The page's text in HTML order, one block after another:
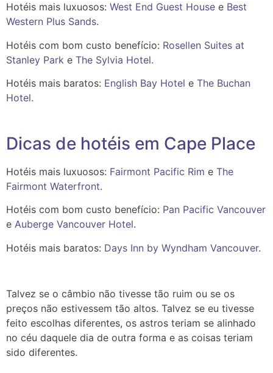
Hotéis mais luxuosos: West End Guest House e Best
Western Plus Sands.
Hotéis com bom custo benefício: Rosellen Suites at
Stanley Park e The Sylvia Hotel.
Hotéis mais baratos: English Bay Hotel e The Buchan
Hotel.
Dicas de hotéis em Cape Place
Hotéis mais luxuosos: Fairmont Pacific Rim e The
Fairmont Waterfront.
Hotéis com bom custo benefício: Pan Pacific Vancouver
e Auberge Vancouver Hotel.
Hotéis mais baratos: Days Inn by Wyndham Vancouver.
Talvez se o câmbio não tivesse tão ruim ou se os
preços não estivessem tão altos. Talvez se eu tivesse
feito escolhas diferentes, os astros teriam se alinhado
no céu daquele dia de outra forma e as coisas teriam
sido diferentes.